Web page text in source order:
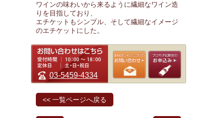
ワインの味わいから来るように繊細なワイン造
りを目指しており、
エチケットもシンプル、そして繊細なイメージ
のエチケットにした。
03-5459-4334
<< 一覧ページへ戻る